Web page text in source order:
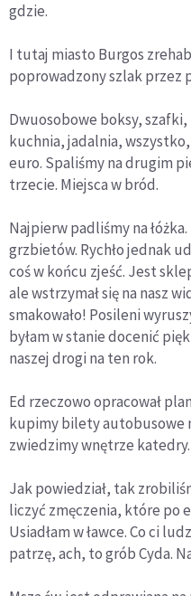
gdzie.
I tutaj miasto Burgos
poprowadzony szlak przez
Dwuosobowe boksy,
kuchnia, jadalnia,
euro. Spaliśmy na drugim
trzecie. Miejsca w bród.
Najpierw padliśmy na
grzbietów. Rychło jednak
coś w końcu zjeść. Jest
ale wstrzymał się na nasz
smakowało! Posileni
byłam w stanie docenić
naszej drogi na ten rok.
Ed rzeczowo opracował
kupimy bilety autobusowe
zwiedzimy wnętrze katedry.
Jak powiedział, tak
liczyć zmęczenia, które po
Usiadłam w ławce. Co ci
patrzę, ach, to grób Cyda.